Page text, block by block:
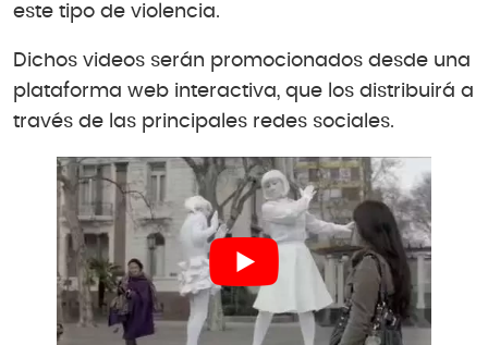
este tipo de violencia.
Dichos videos serán promocionados desde una
plataforma web interactiva, que los distribuirá a
través de las principales redes sociales.